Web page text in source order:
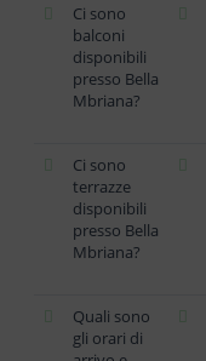
Ci sono
balconi
disponibili
presso Bella
Mbriana?
Ci sono
terrazze
disponibili
presso Bella
Mbriana?
Quali sono
gli orari di